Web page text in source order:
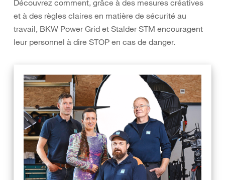
Découvrez comment, grâce à des mesures créatives
et à des règles claires en matière de sécurité au
travail, BKW Power Grid et Stalder STM encouragent
leur personnel à dire STOP en cas de danger.